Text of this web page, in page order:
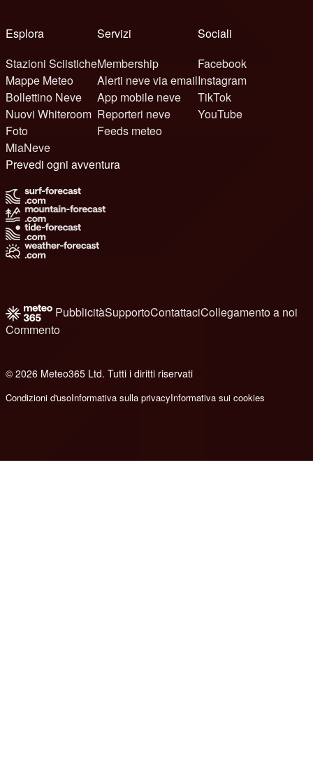
Esplora
Stazioni Sciistiche
Mappe Meteo
Bollettino Neve
Nuovi Whiteroom
Foto
MiaNeve
Servizi
Membership
Alerti neve via email
App mobile neve
Reporteri neve
Feeds meteo
Sociali
Facebook
Instagram
TikTok
YouTube
Prevedi ogni avventura
PubblicitàSupportoContattaciCollegamento a noi
Commento
© 2026 Meteo365 Ltd. Tutti i diritti riservati
Condizioni d'usoInformativa sulla privacyInformativa sui cookies